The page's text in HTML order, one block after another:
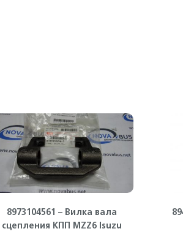
8973104561 – Вилка вала
сцепления КПП MZZ6 Isuzu